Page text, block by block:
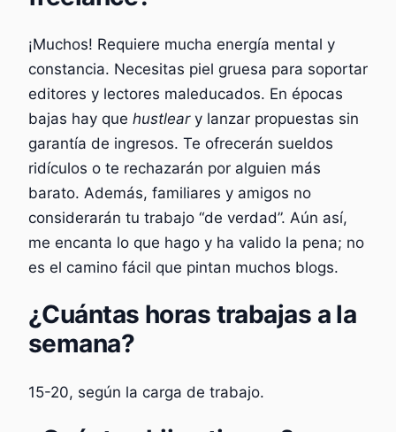
¡Muchos! Requiere mucha energía mental y
constancia. Necesitas piel gruesa para soportar
editores y lectores maleducados. En épocas
bajas hay que hustleary lanzar propuestas sin
garantía de ingresos. Te ofrecerán sueldos
ridículos o te rechazarán por alguien más
barato. Además, familiares y amigos no
considerarán tu trabajo “de verdad”. Aún así,
me encanta lo que hago y ha valido la pena; no
es el camino fácil que pintan muchos blogs.
¿Cuántas horas trabajas a la
semana?
15-20, según la carga de trabajo.